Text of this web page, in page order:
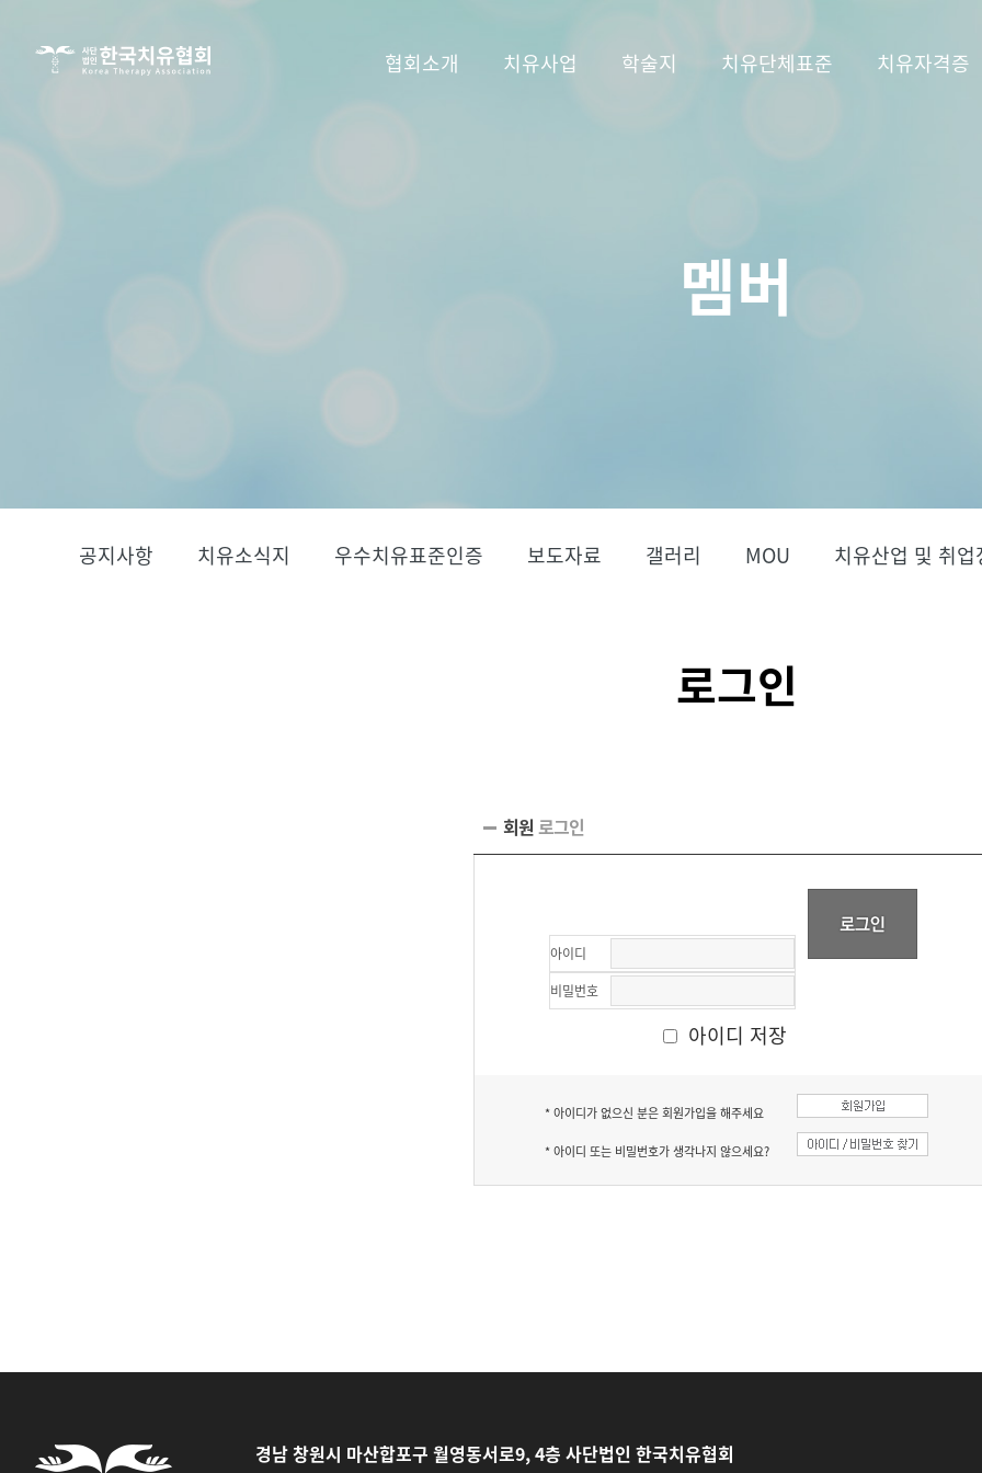
사단법인
협회소개 치유사업 학술지 치유단체표준 치유자격증
멤버
공지사항 치유소식지 우수치유표준인증 보도자료 갤러리 MOU 치유산업 및 취업
로그인
회원 로그인
아이디
비밀번호
아이디 저장
* 아이디가 없으신 분은 회원가입을 해주세요
* 아이디 또는 비밀번호가 생각나지 않으세요?
경남 창원시 마산합포구 월영동서로9, 4층 사단법인 한국치유협회